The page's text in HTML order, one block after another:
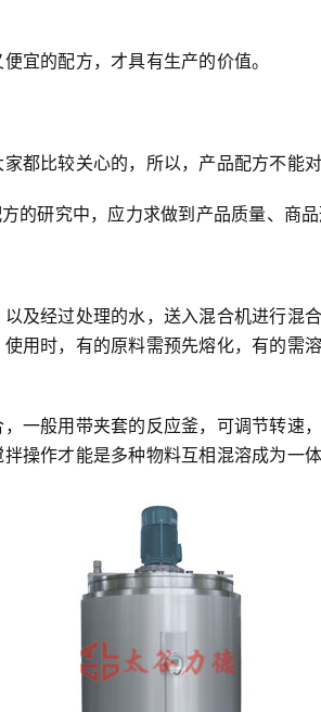
宜的配方，才具有生产的价值。
都比较关心的，所以，产品配方不能
的研究中，应力求做到产品质量、商
及经过处理的水，送入混合机进行混
用时，有的原料需预先熔化，有的需
一般用带夹套的反应釜，可调节转速
操作才能是多种物料互相混溶成为一